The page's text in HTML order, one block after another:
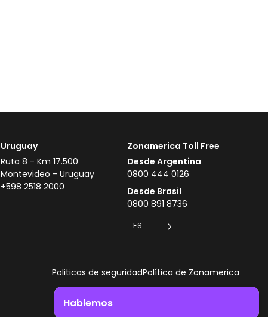
Uruguay
Ruta 8 - Km 17.500
Montevideo - Uruguay
+598 2518 2000
Zonamerica Toll Free
Desde Argentina
0800 444 0126
Desde Brasil
0800 891 8736
ES
Politicas de seguridadPolítica de Zonamerica
Hablemos